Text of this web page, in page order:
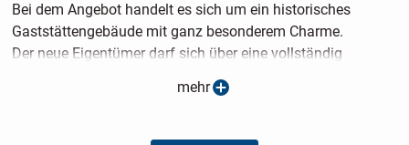
Bei dem Angebot handelt es sich um ein historisches
Gaststättengebäude mit ganz besonderem Charme.
Der neue Eigentümer darf sich über eine vollständig
eingerichtete Gaststätte mit Gastroküche, 3
Ferienappartements und 2 großen Betreiberwohnungen
lockt Gäste aus Nah und Fern an.
mehr